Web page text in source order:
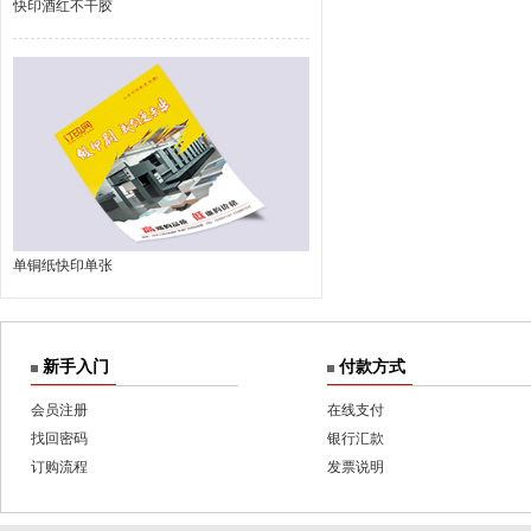
快印酒红不干胶
单铜纸快印单张
新手入门
会员注册
找回密码
订购流程
付款方式
在线支付
银行汇款
发票说明